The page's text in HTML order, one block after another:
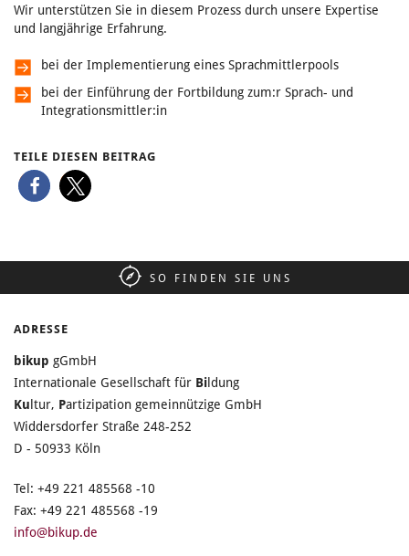
Wir unterstützen Sie in diesem Prozess durch unsere Expertise
und langjährige Erfahrung.
bei der Implementierung eines Sprachmittlerpools
bei der Einführung der Fortbildung zum:r Sprach- und
Integrationsmittler:in
TEILE DIESEN BEITRAG
SO FINDEN SIE UNS
ADRESSE
bikup gGmbH
Internationale Gesellschaft für Bildung
Kultur, Partizipation gemeinnützige GmbH
Widdersdorfer Straße 248-252
D - 50933 Köln
Tel: +49 221 485568 -10
Fax: +49 221 485568 -19
info@bikup.de